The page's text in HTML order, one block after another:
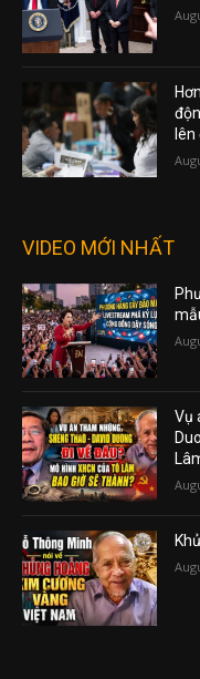
VIDEO MỚI NHẤT
Vụ